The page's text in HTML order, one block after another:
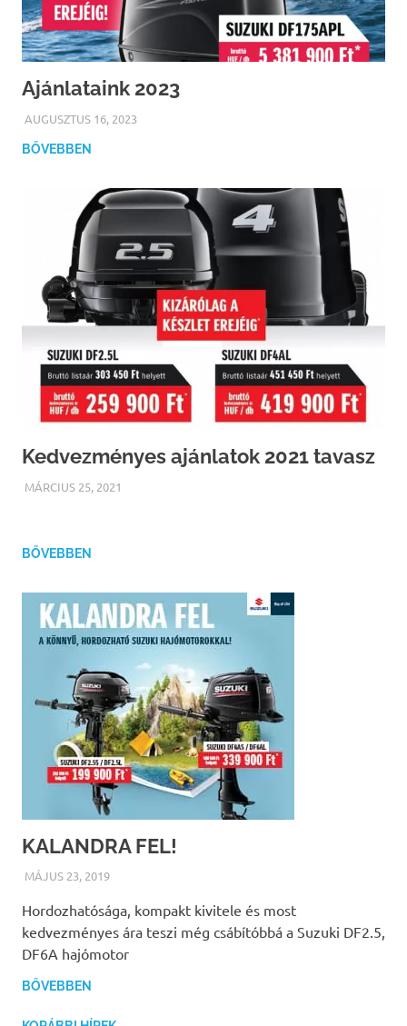
Ajánlataink 2023
AUGUSZTUS 16, 2023PATRICIA
BŐVEBBEN
Kedvezményes ajánlatok 2021 tavasz
MÁRCIUS 25, 2021
BŐVEBBEN
KALANDRA FEL!
MÁJUS 23, 2019MARKETING
Hordozhatósága, kompakt kivitele és most
kedvezményes ára teszi még csábítóbbá a Suzuki DF2.5,
DF6A hajómotor
BŐVEBBEN